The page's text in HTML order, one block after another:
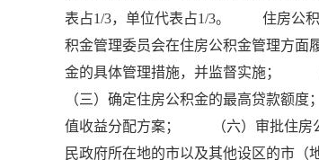
表占1/3，单位代表占1/3。 住房公
积金管理委员会在住房公积金管理方
金的具体管理措施，并监督实施；
（三）确定住房公积金的最高贷款
值收益分配方案； （六）审批住房
民政府所在地的市以及其他设区的市（